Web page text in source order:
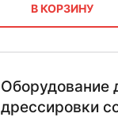
В КОРЗИНУ
Оборудование
дрессировки